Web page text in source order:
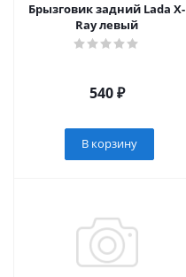
Брызговик задний Lada X-
Ray левый
540₽
В корзину